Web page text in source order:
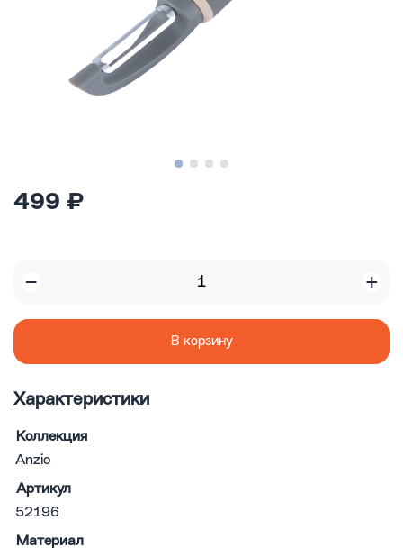
499 ₽
В корзину
Характеристики
Коллекция
Anzio
Артикул
52196
Материал